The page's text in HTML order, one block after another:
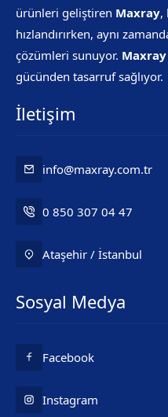
ürünleri geliştiren Maxray,
hızlandırırken, aynı
çözümleri sunuyor. Maxray
gücünden tasarruf sağlıyor.
İletişim
info@maxray.com.tr
0 850 307 04 47
Ataşehir / İstanbul
Sosyal Medya
Facebook
Instagram